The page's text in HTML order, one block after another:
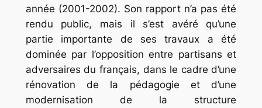
année (2001-2002). Son rapport n’a pas été
rendu public, mais il s’est avéré qu’une
partie importante de ses travaux a été
dominée par l’opposition entre partisans et
adversaires du français, dans le cadre d’une
rénovation de la pédagogie et d’une
modernisation de la structure